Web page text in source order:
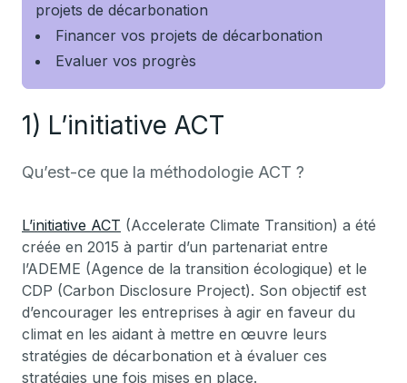
projets de décarbonation
Financer vos projets de décarbonation
Evaluer vos progrès
1) L’initiative ACT
Qu’est-ce que la méthodologie ACT ?
L’initiative ACT (Accelerate Climate Transition) a été
créée en 2015 à partir d’un partenariat entre
l’ADEME (Agence de la transition écologique) et le
CDP (Carbon Disclosure Project). Son objectif est
d’encourager les entreprises à agir en faveur du
climat en les aidant à mettre en œuvre leurs
stratégies de décarbonation et à évaluer ces
stratégies une fois mises en place.